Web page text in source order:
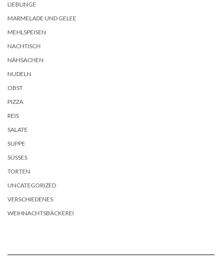
LIEBLINGE
MARMELADE UND GELEE
MEHLSPEISEN
NACHTISCH
NÄHSACHEN
NUDELN
OBST
PIZZA
REIS
SALATE
SUPPE
SÜSSES
TORTEN
UNCATEGORIZED
VERSCHIEDENES
WEIHNACHTSBÄCKEREI